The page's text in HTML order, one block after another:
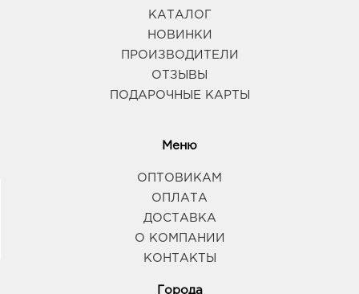
КАТАЛОГ
НОВИНКИ
ПРОИЗВОДИТЕЛИ
ОТЗЫВЫ
ПОДАРОЧНЫЕ КАРТЫ
Меню
ОПТОВИКАМ
ОПЛАТА
ДОСТАВКА
О КОМПАНИИ
КОНТАКТЫ
Города